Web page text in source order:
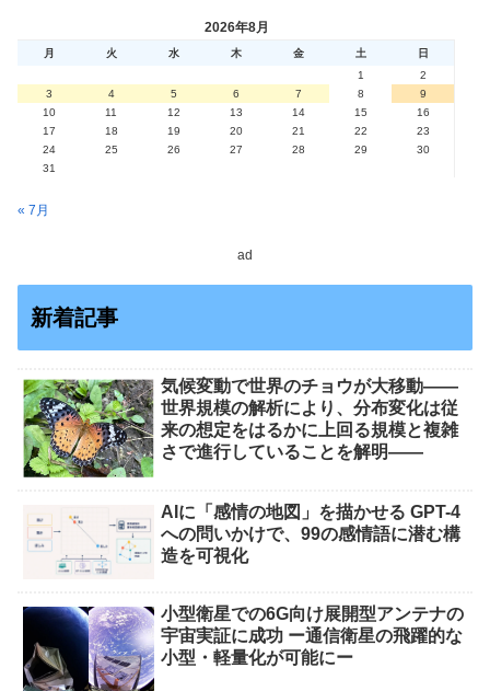
2026年8月
月 火 水 木 金 土
日
1
2
3
4 5 6 7 8
9
10
11 12 13 14 15
16
17
18 19 20 21 22
23
24
25 26 27 28 29
30
31
« 7月
ad
新着記事
気候変動で世界のチョウが大移動――
世界規模の解析により、分布変化は従
来の想定をはるかに上回る規模と複雑
さで進行していることを解明――
AIに「感情の地図」を描かせる GPT-4
への問いかけで、99の感情語に潜む構
造を可視化
小型衛星での6G向け展開型アンテナの
宇宙実証に成功 ー通信衛星の飛躍的な
小型・軽量化が可能にー